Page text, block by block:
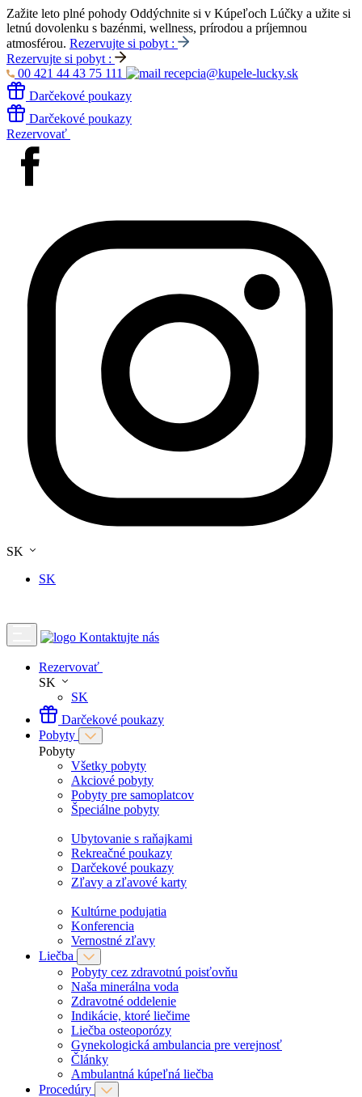
Zažite leto plné pohody Oddýchnite si v Kúpeľoch Lúčky a užite si
letnú dovolenku s bazénmi, wellness, prírodou a príjemnou
atmosférou. Rezervujte si pobyt :
Rezervujte si pobyt :
00 421 44 43 75 111
recepcia@kupele-lucky.sk
Darčekové poukazy
Darčekové poukazy
Rezervovať
SK
SK
Kontaktujte nás
Rezervovať
SK
SK
Darčekové poukazy
Pobyty
Pobyty
Všetky pobyty
Akciové pobyty
Pobyty pre samoplatcov
Špeciálne pobyty
Ubytovanie s raňajkami
Rekreačné poukazy
Darčekové poukazy
Zľavy a zľavové karty
Kultúrne podujatia
Konferencia
Vernostné zľavy
Liečba
Pobyty cez zdravotnú poisťovňu
Naša minerálna voda
Zdravotné oddelenie
Indikácie, ktoré liečime
Liečba osteoporózy
Gynekologická ambulancia pre verejnosť
Články
Ambulantná kúpeľná liečba
Procedúry